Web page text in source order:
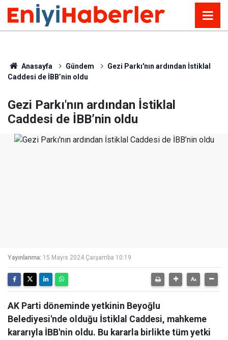
Anasayfa Gündem
Gezi Parkı'nın ardından İstiklal
Caddesi de İBB’nin oldu
Gezi Parkı'nın ardından İstiklal
Caddesi de İBB’nin oldu
Yayınlanma: 15 Mayıs 2024 Çarşamba 10:19
AK Parti döneminde yetkinin Beyoğlu
Belediyesi'nde olduğu İstiklal Caddesi, mahkeme
kararıyla İBB'nin oldu. Bu kararla birlikte tüm yetki